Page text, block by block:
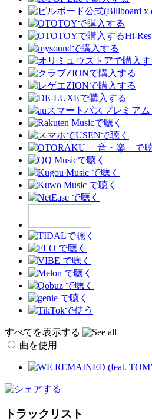
Hi-Res
すべてを表示する
曲を使用
トラックリスト